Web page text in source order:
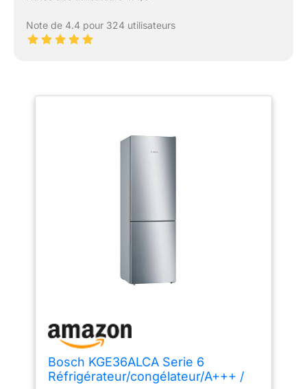
Note de 4.4 pour 324 utilisateurs
Bosch KGE36ALCA Serie 6
Réfrigérateur/congélateur/A+++ /